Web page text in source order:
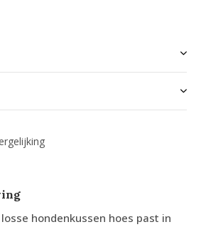
hondenkussen hoes past in